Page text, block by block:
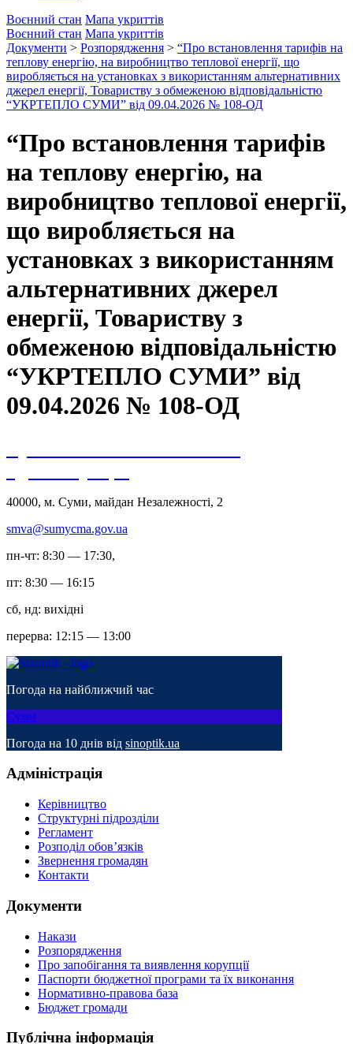
Воєнний стан Мапа укриттів
Воєнний стан Мапа укриттів
Документи > Розпорядження > “Про встановлення тарифів на
теплову енергію, на виробництво теплової енергії, що
виробляється на установках з використанням альтернативних
джерел енергії, Товариству з обмеженою відповідальністю
“УКРТЕПЛО СУМИ” від 09.04.2026 № 108-ОД
“Про встановлення тарифів
на теплову енергію, на
виробництво теплової енергії,
що виробляється на
установках з використанням
альтернативних джерел
енергії, Товариству з
обмеженою відповідальністю
“УКРТЕПЛО СУМИ” від
09.04.2026 № 108-ОД
40000, м. Суми, майдан Незалежності, 2
smva@sumycma.gov.ua
пн-чт: 8:30 — 17:30,
пт: 8:30 — 16:15
сб, нд: вихідні
перерва: 12:15 — 13:00
Погода на найближчий час
Суми
Погода на 10 днів від sinoptik.ua
Адміністрація
Керівництво
Структурні підрозділи
Регламент
Розподіл обов’язків
Звернення громадян
Контакти
Документи
Накази
Розпорядження
Про запобігання та виявлення корупції
Паспорти бюджетної програми та їх виконання
Нормативно-правова база
Бюджет громади
Публічна інформація